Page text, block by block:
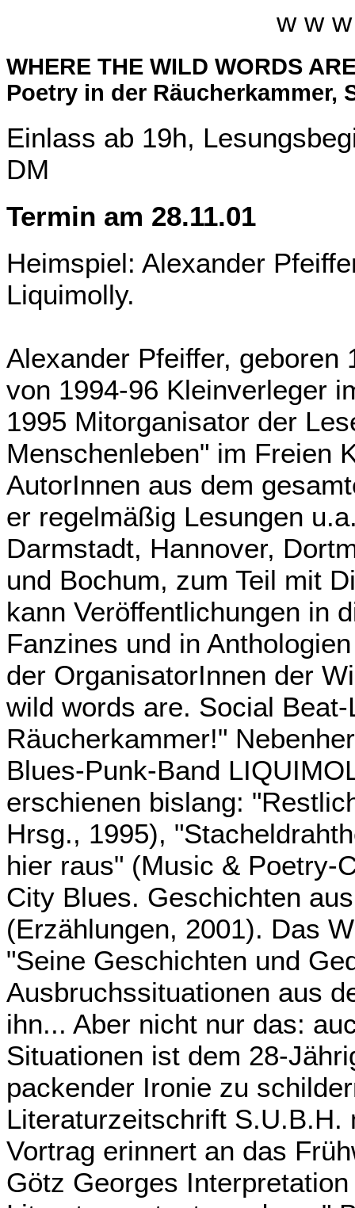
w w
WHERE THE WILD WORDS
Poetry in der Räucherkammer,
Einlass ab 19h,
DM
Termin am 28.11.01
Heimspiel: Alexander
Liquimolly.
Alexander Pfeiffer, geboren
von 1994-96 Kleinverleger
1995 Mitorganisator der
Menschenleben" im Freien
AutorInnen aus dem
er regelmäßig Lesungen
Darmstadt, Hannover,
und Bochum, zum Teil mit
kann Veröffentlichungen in
Fanzines und in
der OrganisatorInnen der
wild words are. Social
Räucherkammer!"
Blues-Punk-Band
erschienen bislang:
Hrsg., 1995),
hier raus" (Music & Poetry-
City Blues. Geschichten
(Erzählungen, 2001). Das
"Seine Geschichten und
Ausbruchssituationen aus
ihn... Aber nicht nur das:
Situationen ist dem 28-
packender Ironie zu
Literaturzeitschrift
Vortrag erinnert an das
Götz Georges